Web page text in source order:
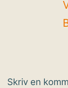
Skriv en